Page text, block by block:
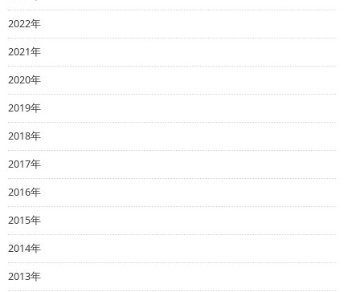
2022年
2021年
2020年
2019年
2018年
2017年
2016年
2015年
2014年
2013年